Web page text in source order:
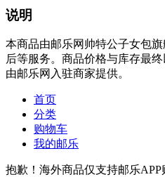
说明
本商品由邮乐网帅特公子女包
后等服务。商品价格与库存最
由邮乐网入驻商家提供。
首页
分类
购物车
我的邮乐
抱歉！海外商品仅支持邮乐